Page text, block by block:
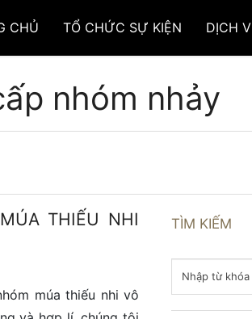
CHỦ TỔ CHỨC SỰ KIỆN DỊCH
nhóm nhảy
THIẾU NHI
múa thiếu nhi vô
TÌM KIẾM